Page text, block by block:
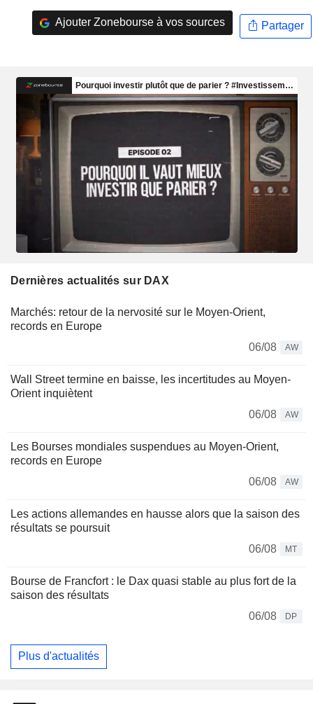
Ajouter Zonebourse à vos sources Partager
Dernières actualités sur DAX
Marchés: retour de la nervosité sur le Moyen-Orient,
records en Europe
06/08
AW
Wall Street termine en baisse, les incertitudes au Moyen-
Orient inquiètent
06/08
AW
Les Bourses mondiales suspendues au Moyen-Orient,
records en Europe
06/08
AW
Les actions allemandes en hausse alors que la saison des
résultats se poursuit
06/08
MT
Bourse de Francfort : le Dax quasi stable au plus fort de la
saison des résultats
06/08
DP
Plus d'actualités